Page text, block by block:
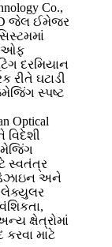
Co.,
જેલ ઈમેજર
ઓફ
દરમિયાન
ઘટાડી
સ્પષ્ટ
Optical
વિદેશી
સ્વતંત્ર
અને
ક્ષેત્રોમાં
માટે